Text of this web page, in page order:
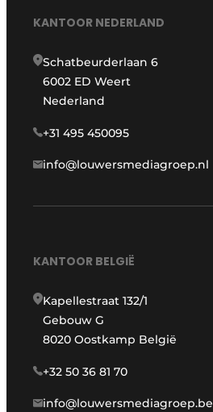
KANTOOR NEDERLAND
Schatbeurderlaan 6
6002 ED Weert
Nederland
+31 495 450095
info@louwersmediagroep.nl
KANTOOR BELGIË
Kapellestraat 132/1
Gebouw G
8020 Oostkamp België
+32 50 36 81 70
info@louwersmediagroep.be